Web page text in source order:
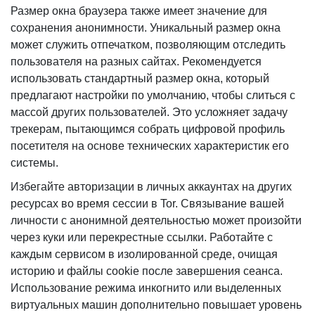
Размер окна браузера также имеет значение для
сохранения анонимности. Уникальный размер окна
может служить отпечатком, позволяющим отследить
пользователя на разных сайтах. Рекомендуется
использовать стандартный размер окна, который
предлагают настройки по умолчанию, чтобы слиться с
массой других пользователей. Это усложняет задачу
трекерам, пытающимся собрать цифровой профиль
посетителя на основе технических характеристик его
системы.
Избегайте авторизации в личных аккаунтах на других
ресурсах во время сессии в Tor. Связывание вашей
личности с анонимной деятельностью может произойти
через куки или перекрестные ссылки. Работайте с
каждым сервисом в изолированной среде, очищая
историю и файлы cookie после завершения сеанса.
Использование режима инкогнито или выделенных
виртуальных машин дополнительно повышает уровень